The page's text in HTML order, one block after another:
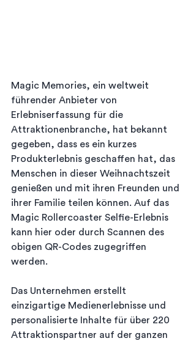
Magic Memories, ein weltweit
führender Anbieter von
Erlebniserfassung für die
Attraktionenbranche, hat bekannt
gegeben, dass es ein kurzes
Produkterlebnis geschaffen hat, das
Menschen in dieser Weihnachtszeit
genießen und mit ihren Freunden und
ihrer Familie teilen können. Auf das
Magic Rollercoaster Selfie-Erlebnis
kann hier oder durch Scannen des
obigen QR-Codes zugegriffen
werden.
Das Unternehmen erstellt
einzigartige Medienerlebnisse und
personalisierte Inhalte für über 220
Attraktionspartner auf der ganzen